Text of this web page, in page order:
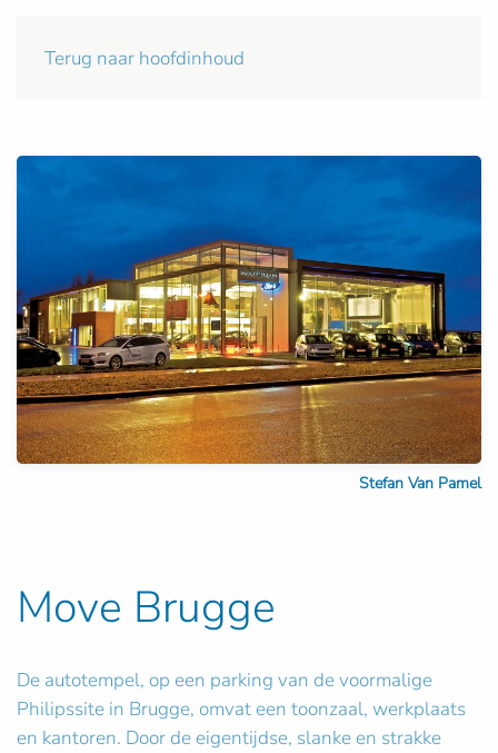
Terug naar hoofdinhoud
Stefan Van Pamel
Move Brugge
De autotempel, op een parking van de voormalige
Philipssite in Brugge, omvat een toonzaal, werkplaats
en kantoren. Door de eigentijdse, slanke en strakke